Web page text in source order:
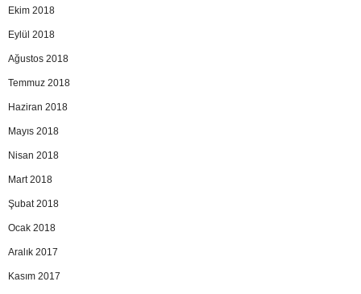
Ekim 2018
Eylül 2018
Ağustos 2018
Temmuz 2018
Haziran 2018
Mayıs 2018
Nisan 2018
Mart 2018
Şubat 2018
Ocak 2018
Aralık 2017
Kasım 2017